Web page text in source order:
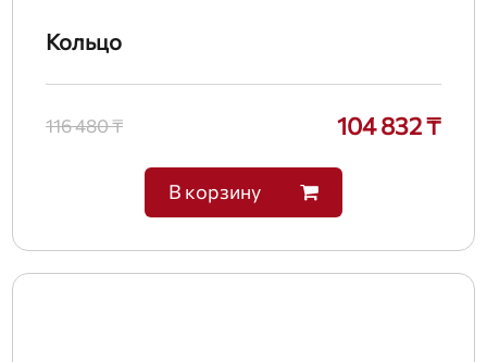
Кольцо
116 480 ₸ 104 832 ₸
В корзину